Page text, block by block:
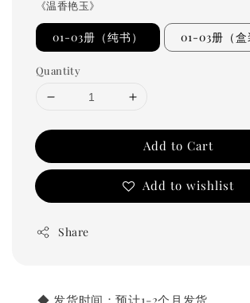
《温香艳玉》
01-03册（纯书） 01-03册（盒
Quantity
Add to Cart
Add to wishlist
Share
◆ 发货时间：预计1-2个月发货